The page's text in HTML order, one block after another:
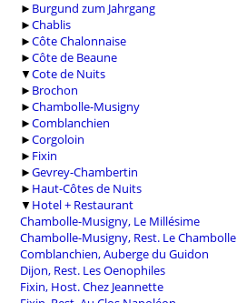
► Burgund zum Jahrgang
►Chablis
►Côte Chalonnaise
►Côte de Beaune
▼Cote de Nuits
► Brochon
►Chambolle-Musigny
►Comblanchien
►Corgoloin
► Fixin
►Gevrey-Chambertin
► Haut-Côtes de Nuits
▼ Hotel + Restaurant
Chambolle-Musigny, Le Millésime
Chambolle-Musigny, Rest. Le Chambolle
Comblanchien, Auberge du Guidon
Dijon, Rest. Les Oenophiles
Fixin, Host. Chez Jeannette